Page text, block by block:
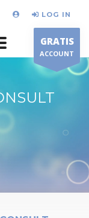
LOG IN
GRATIS
ACCOUNT